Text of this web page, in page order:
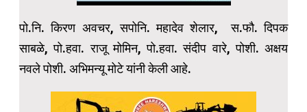
पो.नि. किरण अवचर, सपोनि. महादेव शेलार, स.फौ. दिपक
साबळे, पो.हवा. राजू मोमिन, पो.हवा. संदीप वारे, पोशी. अक्षय
नवले पोशी. अभिमन्यू मोटे यांनी केली आहे.